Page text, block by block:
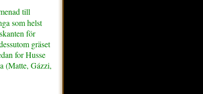
till
som helst
för
gräset
for Husse
(Matte, Gázzi,